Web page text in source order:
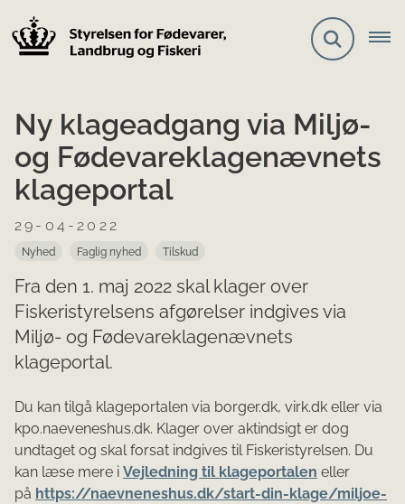
Ny klageadgang via Miljø-
og Fødevareklagenævnets
klageportal
29-04-2022
Nyhed Faglig nyhed Tilskud
Fra den 1. maj 2022 skal klager over
Fiskeristyrelsens afgørelser indgives via
Miljø- og Fødevareklagenævnets
klageportal.
Du kan tilgå klageportalen via borger.dk, virk.dk eller via
kpo.naeveneshus.dk. Klager over aktindsigt er dog
undtaget og skal forsat indgives til Fiskeristyrelsen. Du
kan læse mere i Vejledning til klageportalen eller
på https://naevneneshus.dk/start-din-klage/miljoe-